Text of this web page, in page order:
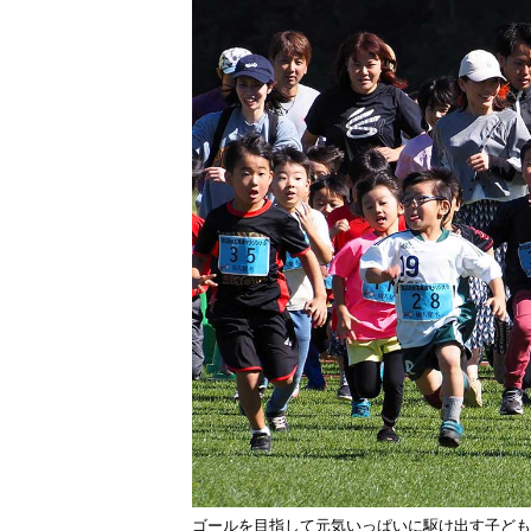
ゴールを目指して元気いっぱいに駆け出す子ど